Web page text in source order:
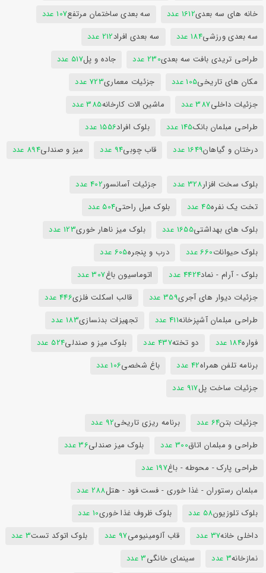
خانه های سه بعدی1612 عدد سه بعدی ساختمان مرتفع107 عدد
سه بعدی ورزشی184 عدد سه بعدی افراد212 عدد
طراحی تریدی بافت سه بعدی230 عدد جاده و پل517 عدد
مکان های تاریخی105 عدد جزئیات معماری723 عدد
جزئیات داخلی387 عدد ماشین الات کارخانه385 عدد
طراحی مبلمان بانک145 عدد بلوک افراد1556 عدد
درختان و گیاهان1649 عدد قاب چوبی94 عدد میز و صندلی894 عدد
بلوک سخت افزار328 عدد جزئیات آسانسور402 عدد
تخت یک نفره45 عدد بلوک مبل راحتی504 عدد
بلوک های بهداشتی1655 عدد بلوک میز ناهار خوری123 عدد
بلوک حیوانات660 عدد درب و پنجره605 عدد
بلوک - آرام - نماد4424 عدد اتوماسیون باغ307 عدد
جزئیات دیوار های آجری359 عدد قالب اسکلت فلزی446 عدد
طراحی مبلمان آشپزخانه411 عدد تجهیزات بدنسازی183 عدد
فواره184 عدد دو تخته437 عدد بلوک میز و صندلی524 عدد
برنامه تلفن همراه42 عدد باغ شخصی106 عدد
جزئیات ساخت پل917 عدد
جزئیات بتن64 عدد برنامه ریزی تاریخی92 عدد
طراحی و مبلمان اتاق300 عدد بلوک میز صندلی36 عدد
طراحی پارک - محوطه - باغ197 عدد
مبلمان رستوران - غذا خوری - فست فود - هتل288 عدد
بلوک تلوزیون58 عدد بلوک ظروف غذا خوری10 عدد
داخلی خانه37 عدد قاب آلومینیومی97 عدد بلوک اتوکد تست3 عدد
نمازخانه3 عدد سینمای خانگی3 عدد